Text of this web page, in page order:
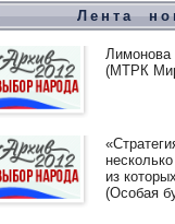
Лента
Лимонова
(МТРК
из
(Особая